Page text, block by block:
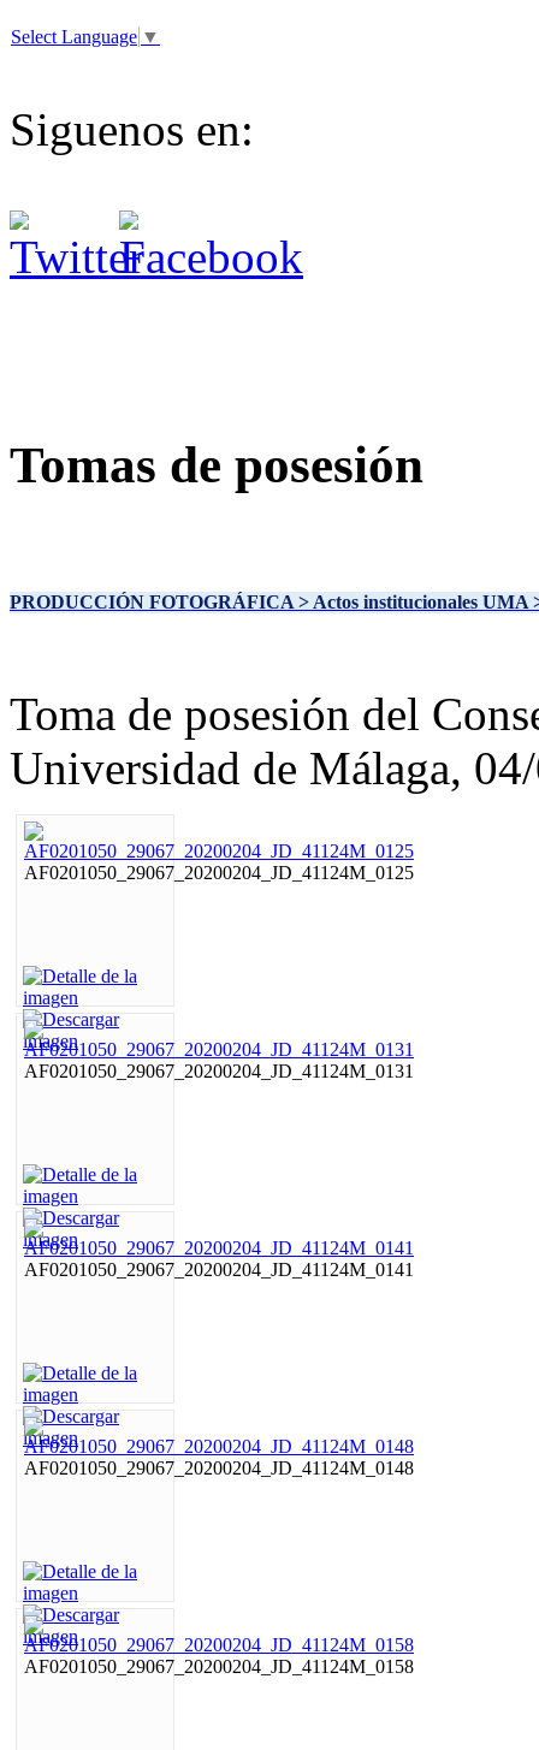
Select Language ▼
Siguenos en:
Tomas de posesión
PRODUCCIÓN FOTOGRÁFICA > Actos institucionales UMA
Toma de posesión del
Universidad de Málaga,
AF0201050_29067_20200204_JD_41124M_0125
AF0201050_29067_20200204_JD_41124M_0131
AF0201050_29067_20200204_JD_41124M_0141
AF0201050_29067_20200204_JD_41124M_0148
AF0201050_29067_20200204_JD_41124M_0158